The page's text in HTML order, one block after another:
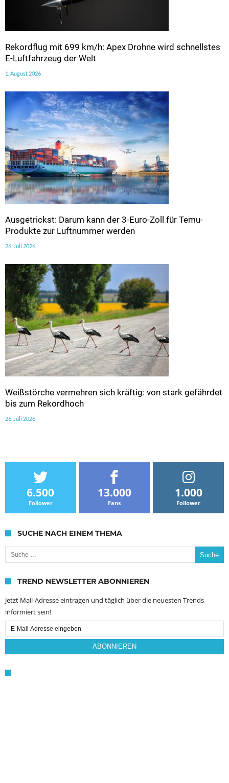
Rekordflug mit 699 km/h: Apex Drohne wird schnellstes
E-Luftfahrzeug der Welt
1. August 2026
Ausgetrickst: Darum kann der 3-Euro-Zoll für Temu-
Produkte zur Luftnummer werden
26. Juli 2026
Weißstörche vermehren sich kräftig: von stark gefährdet
bis zum Rekordhoch
26. Juli 2026
6.500
Follower
13.000
Fans
1.000
Follower
SUCHE NACH EINEM THEMA
Suche nach:
TREND NEWSLETTER ABONNIEREN
Jetzt Mail-Adresse eintragen und täglich über die neuesten Trends
informiert sein!
Email
Subscription
ABONNIEREN